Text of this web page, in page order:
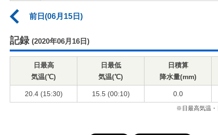
前日(06月15日)
記録 (2020年06月16日)
日最高
気温(℃)
日最低
気温(℃)
日積算
降水量(mm)
20.4 (15:30) 15.5 (00:10) 0.0
※日最高気温・